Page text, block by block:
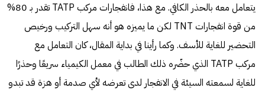
يتعامل معه بالحذر الكافي. مع هذا، فانفجارات مركب TATP تقدر بـ 80%
من قوة انفجارات TNT لكن ما يميزه هو أنه سهل التركيب ورخيص
التحضير للغاية للأسف. وكما رأينا في بداية المقال، كان التعامل مع
مركب TATP الذي حضّره ذلك الطالب في معمل الكيمياء سريعًا وحذرًا
للغاية لسمعته السيئة في الانفجار لدى تعرضه لأي صدمة أو هزة قد تبدو